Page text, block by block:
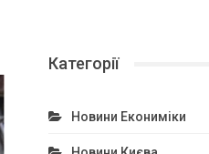
Категорії
Новини Екониміки